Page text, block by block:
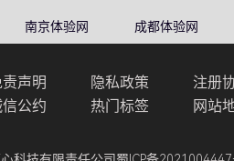
南京体验网 成都体验网
责声明 隐私政策
注册
公约 热门标签 网站